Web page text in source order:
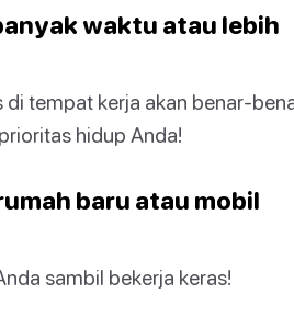
waktu atau lebih
di tempat kerja akan benar-
hidup Anda!
baru atau mobil
sambil bekerja keras!